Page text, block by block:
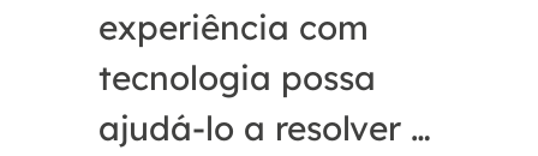
experiência com
tecnologia possa
ajudá-lo a resolver a